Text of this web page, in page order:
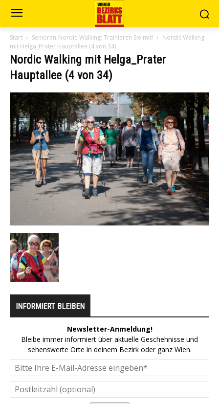
Start Senioren-Nordic-Walking: Trainieren Sie mit!
Nordic Walking
mit Helga_Prater Hauptallee (4 von 34)
Nordic Walking mit Helga_Prater
Hauptallee (4 von 34)
INFORMIERT BLEIBEN
Newsletter-Anmeldung!
Bleibe immer informiert über aktuelle Geschehnisse und
sehenswerte Orte in deinem Bezirk oder ganz Wien.